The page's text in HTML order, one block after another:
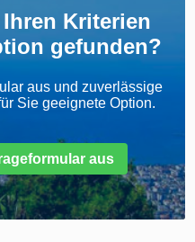
Kriterien
gefunden?
aus und zuverlässige
Sie geeignete Option.
aus